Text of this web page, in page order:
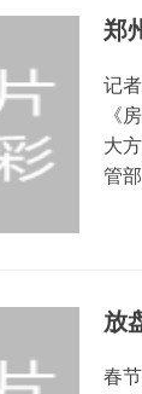
郑
记
《
大
管
放
春